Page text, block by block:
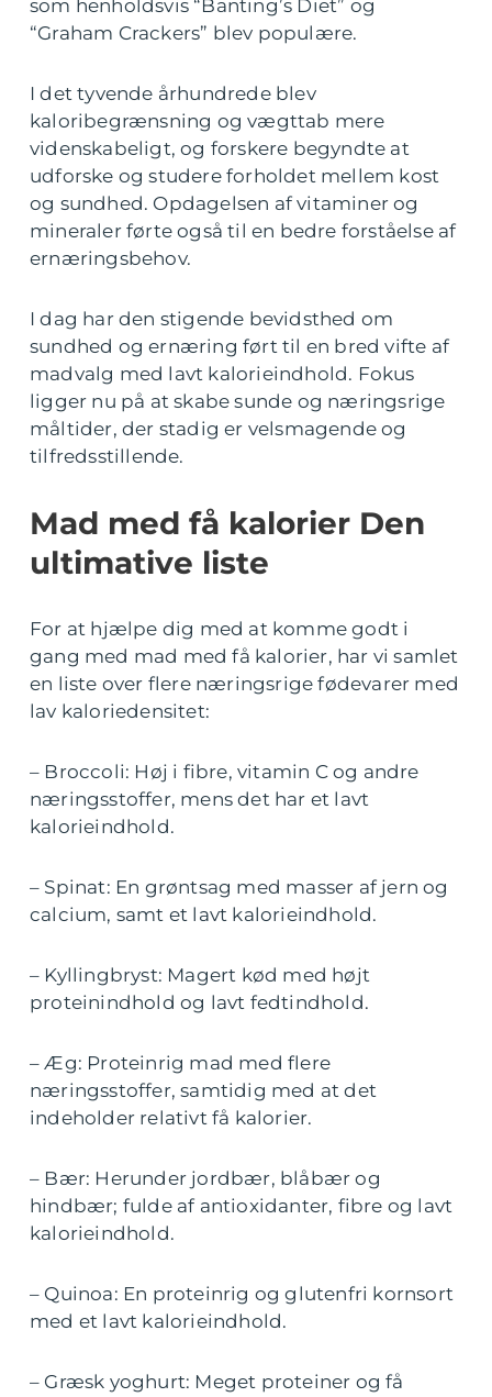
som henholdsvis “Banting’s Diet” og
“Graham Crackers” blev populære.
I det tyvende århundrede blev
kaloribegrænsning og vægttab mere
videnskabeligt, og forskere begyndte at
udforske og studere forholdet mellem kost
og sundhed. Opdagelsen af vitaminer og
mineraler førte også til en bedre forståelse af
ernæringsbehov.
I dag har den stigende bevidsthed om
sundhed og ernæring ført til en bred vifte af
madvalg med lavt kalorieindhold. Fokus
ligger nu på at skabe sunde og næringsrige
måltider, der stadig er velsmagende og
tilfredsstillende.
Mad med få kalorier Den
ultimative liste
For at hjælpe dig med at komme godt i
gang med mad med få kalorier, har vi samlet
en liste over flere næringsrige fødevarer med
lav kaloriedensitet:
– Broccoli: Høj i fibre, vitamin C og andre
næringsstoffer, mens det har et lavt
kalorieindhold.
– Spinat: En grøntsag med masser af jern og
calcium, samt et lavt kalorieindhold.
– Kyllingbryst: Magert kød med højt
proteinindhold og lavt fedtindhold.
– Æg: Proteinrig mad med flere
næringsstoffer, samtidig med at det
indeholder relativt få kalorier.
– Bær: Herunder jordbær, blåbær og
hindbær; fulde af antioxidanter, fibre og lavt
kalorieindhold.
– Quinoa: En proteinrig og glutenfri kornsort
med et lavt kalorieindhold.
– Græsk yoghurt: Meget proteiner og få